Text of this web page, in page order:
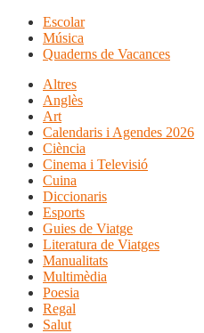
Escolar
Música
Quaderns de Vacances
Altres
Anglès
Art
Calendaris i Agendes 2026
Ciència
Cinema i Televisió
Cuina
Diccionaris
Esports
Guies de Viatge
Literatura de Viatges
Manualitats
Multimèdia
Poesia
Regal
Salut